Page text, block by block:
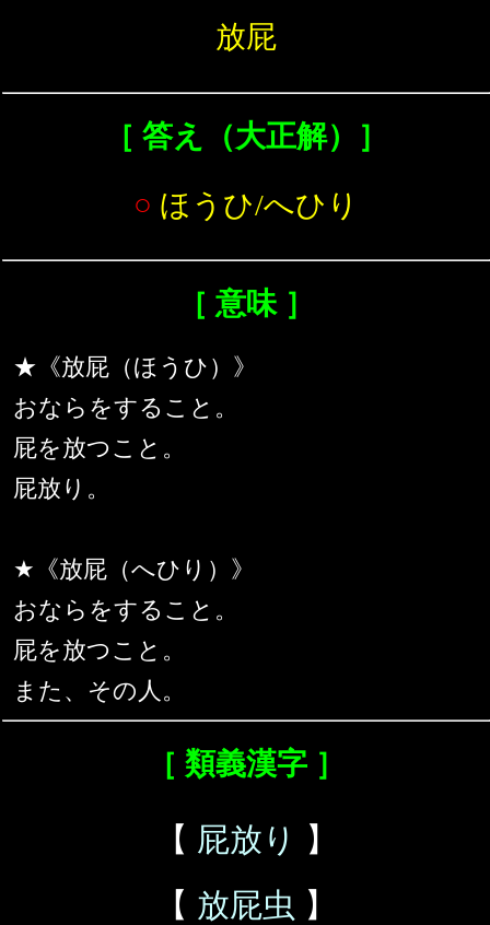
放屁
［ 答え（大正解）］
○ ほうひ/へひり
［ 意味 ］
★《放屁（ほうひ）》
おならをすること。
屁を放つこと。
屁放り。
★《放屁（へひり）》
おならをすること。
屁を放つこと。
また、その人。
［ 類義漢字 ］
【 屁放り
】
【 放屁虫 】